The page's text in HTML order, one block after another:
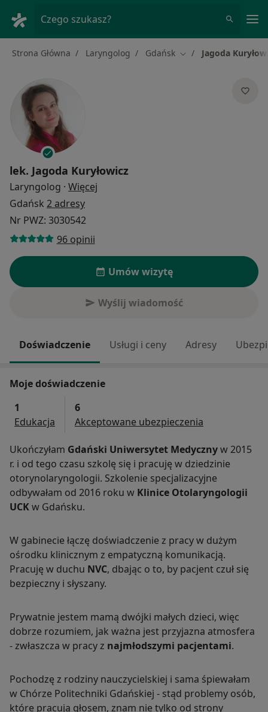
Czego szukasz?
Strona Główna Laryngolog Gdańsk Zmień miasto
Jagoda
lek. Jagoda Kuryłowicz
Laryngolog · Więcej
Gdańsk 2 adresy
Nr PWZ: 3030542
96 opinii
Umów wizytę
Wyślij wiadomość
Doświadczenie Usługi i ceny Adresy
Moje doświadczenie
1
Edukacja
6
Akceptowane ubezpieczenia
Ukończyłam Gdański Uniwersytet Medycznyw 2015
r. i od tego czasu szkolę się i pracuję w dziedzinie
otorynolaryngologii. Szkolenie specjalizacyjne
odbywałam od 2016 roku w Klinice Otolaryngologii
UCKw Gdańsku.
W gabinecie łączę doświadczenie z pracy w dużym
ośrodku klinicznym z empatyczną komunikacją.
Pracuję w duchu NVC, dbając o to, by pacjent czuł się
bezpieczny i słyszany.
Prywatnie jestem mamą dwójki małych dzieci, więc
dobrze rozumiem, jak ważna jest przyjazna atmosfera
- zwłaszcza w pracy z najmłodszymi pacjentami.
Pochodzę z rodziny nauczycielskiej i sama śpiewałam
w Chórze Politechniki Gdańskiej - stąd problemy osób,
które pracują głosem, znam nie tylko od strony